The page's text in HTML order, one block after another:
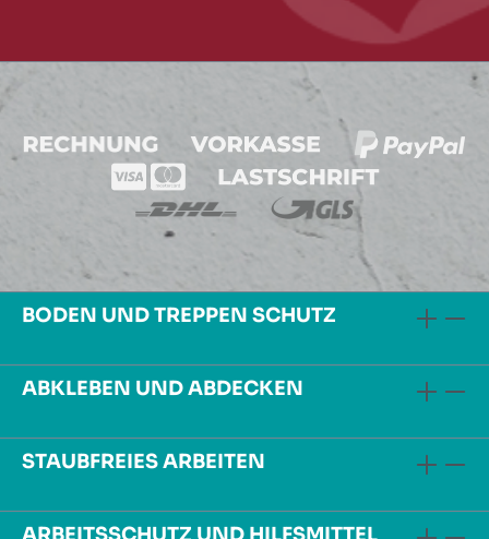
BODEN UND TREPPEN SCHUTZ
ABKLEBEN UND ABDECKEN
STAUBFREIES ARBEITEN